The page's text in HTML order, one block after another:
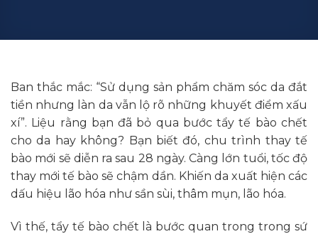
Ban thắc mắc: “Sử dụng sản phẩm chăm sóc da đắt
tiền nhưng làn da vẫn lộ rõ những khuyết điểm xấu
xí”. Liệu rằng bạn đã bỏ qua bước tẩy tế bào chết
cho da hay không? Bạn biết đó, chu trình thay tế
bào mới sẽ diễn ra sau 28 ngày. Càng lớn tuổi, tốc độ
thay mới tế bào sẽ chậm dần. Khiến da xuất hiện các
dấu hiệu lão hóa như sần sùi, thâm mụn, lão hóa.
Vì thế, tẩy tế bào chết là bước quan trong trong sứ